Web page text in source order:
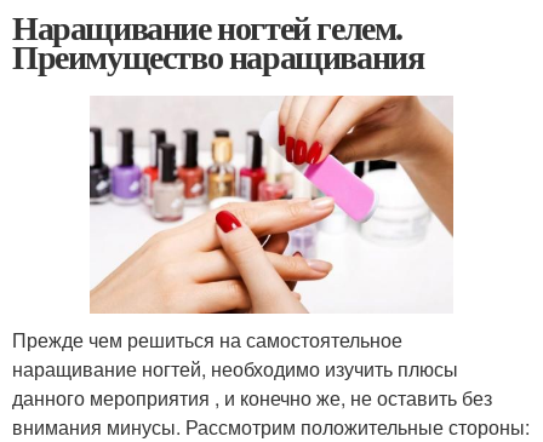
Наращивание ногтей гелем.
Преимущество наращивания
Прежде чем решиться на самостоятельное
наращивание ногтей, необходимо изучить плюсы
данного мероприятия , и конечно же, не оставить без
внимания минусы. Рассмотрим положительные стороны: